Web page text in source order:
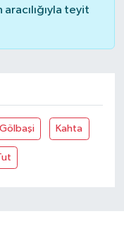
teyit
Gölbaşi Kahta